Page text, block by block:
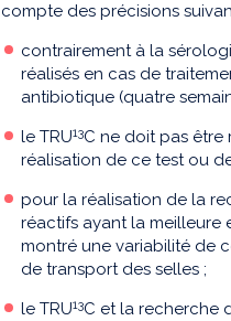
compte des précisions
contrairement à la
réalisés en cas de
antibiotique (quatre
le TRU13C ne doit pas être
réalisation de ce test ou
pour la réalisation de la
réactifs ayant la meilleure
montré une variabilité de
de transport des selles ;
le TRU13C et la recherche